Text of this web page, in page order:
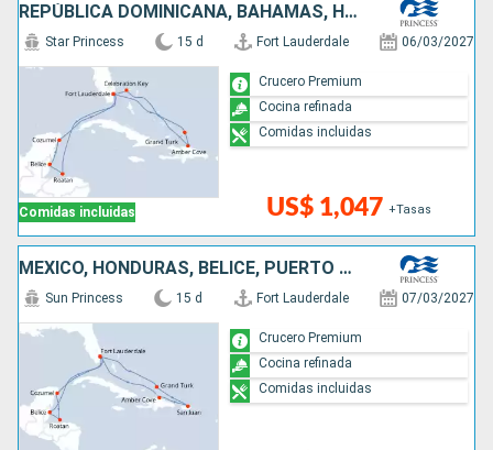
REPÚBLICA DOMINICANA, BAHAMAS, HONDURAS, BELICE, MÉXICO, ESTADOS UNIDOS
Comidas incluidas
Star Princess 15 d Fort Lauderdale 06/03/2027
US$ 1,047 +Tasas
Crucero Premium
Cocina refinada
Comidas incluidas
MÉXICO, HONDURAS, BELICE, PUERTO RICO, REPÚBLICA DOMINICANA, ESTADOS UNIDOS
Sun Princess 15 d Fort Lauderdale 07/03/2027
Crucero Premium
Cocina refinada
Comidas incluidas